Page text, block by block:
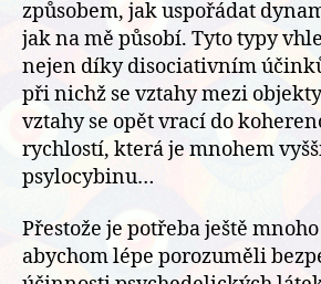
způsobem, jak uspořádat
jak na mě působí. Tyto typy
nejen díky disociativním
při nichž se vztahy mezi
vztahy se opět vrací do
rychlostí, která je mnohem
psylocybinu…
Přestože je potřeba ještě
abychom lépe porozuměli